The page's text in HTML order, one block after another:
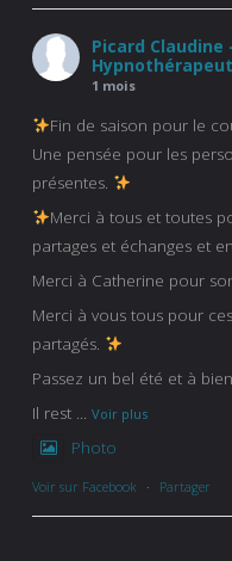
Picard
1 mois
Fin de saison pour le
Une pensée pour les
présentes.
Merci à tous et toutes
partages et échanges et
Merci à Catherine pour
Merci à vous tous pour
partagés.
Passez un bel été et à
Il rest ... Voir plus
Photo
Voir sur Facebook · Partager